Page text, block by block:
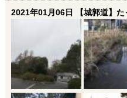
2021年01月06日 【城郭道】た